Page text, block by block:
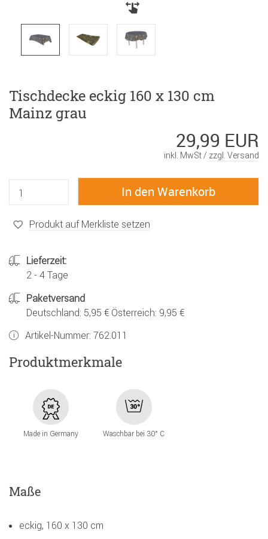
Tischdecke eckig 160 x 130 cm
Mainz grau
29,99 EUR
inkl. MwSt / zzgl. Versand
Produkt auf Merkliste setzen
Lieferzeit:
2 - 4 Tage
Paketversand
Deutschland: 5,95 € Österreich: 9,95 €
Artikel-Nummer: 762.011
Produktmerkmale
Made in Germany Waschbar bei 30° C
Maße
eckig, 160 x 130 cm